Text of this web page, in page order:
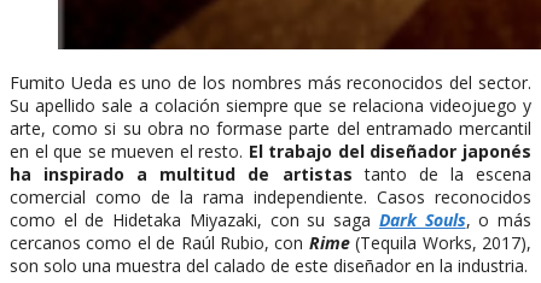
Fumito Ueda es uno de los nombres más reconocidos del sector.
Su apellido sale a colación siempre que se relaciona videojuego y
arte, como si su obra no formase parte del entramado mercantil
en el que se mueven el resto. El trabajo del diseñador japonés
ha inspirado a multitud de artistas tanto de la escena
comercial como de la rama independiente. Casos reconocidos
como el de Hidetaka Miyazaki, con su saga Dark Souls, o más
cercanos como el de Raúl Rubio, con Rime(Tequila Works, 2017),
son solo una muestra del calado de este diseñador en la industria.